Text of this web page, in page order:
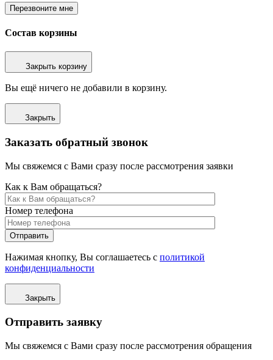
Перезвоните мне
Состав корзины
Закрыть корзину
Вы ещё ничего не добавили в корзину.
Закрыть
Заказать обратный звонок
Мы свяжемся с Вами сразу после рассмотрения заявки
Как к Вам обращаться?
Номер телефона
Отправить
Нажимая кнопку, Вы соглашаетесь с политикой
конфиденциальности
Закрыть
Отправить заявку
Мы свяжемся с Вами сразу после рассмотрения обращения